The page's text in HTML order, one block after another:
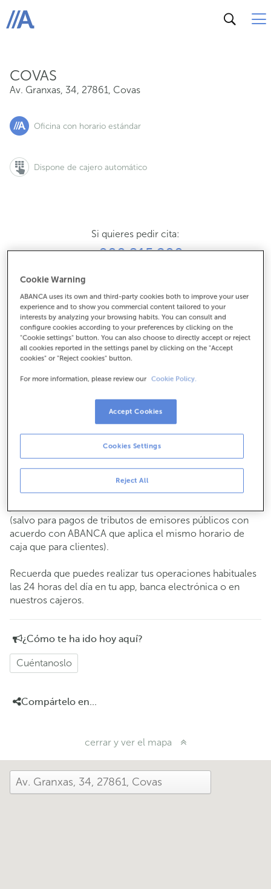
ABANCA
COVAS
Av. Granxas, 34, 27861, Covas
Oficina con horario estándar
Dispone de cajero automático
Si quieres pedir cita:
900 815 200
982570012
Cómo llegar
Gestiones comerciales
8:15 a 14:00.
cita previay te atenderemos el día y hora
Operaciones con efectivo
Clientes: de lunes a viernes de 8:15 a 11:00
Si no eres cliente, el horario de caja será losmartes y
(salvo para pagos de tributos de emisores públicos con
acuerdo con ABANCA que aplica el mismo horario de
caja que para clientes).
Recuerda que puedes realizar tus operaciones habituales
las 24 horas del día en tu app, banca electrónica o en
nuestros cajeros.
¿Cómo te ha ido hoy aquí?
Cuéntanoslo
Compártelo en...
cerrar y ver el mapa
Cookie Warning
ABANCA uses its own and third-party cookies both to improve your user
experience and to show you commercial content tailored to your
interests by analyzing your browsing habits. You can consult and
configure cookies according to your preferences by clicking on the
"Cookie settings" button. You can also choose to directly accept or reject
all cookies reported in the settings panel by clicking on the "Accept
cookies" or "Reject cookies" button.
For more information, please review our Cookie Policy.
Reject All
Cookies Settings
Accept Cookies
Av. Granxas, 34, 27861, Covas